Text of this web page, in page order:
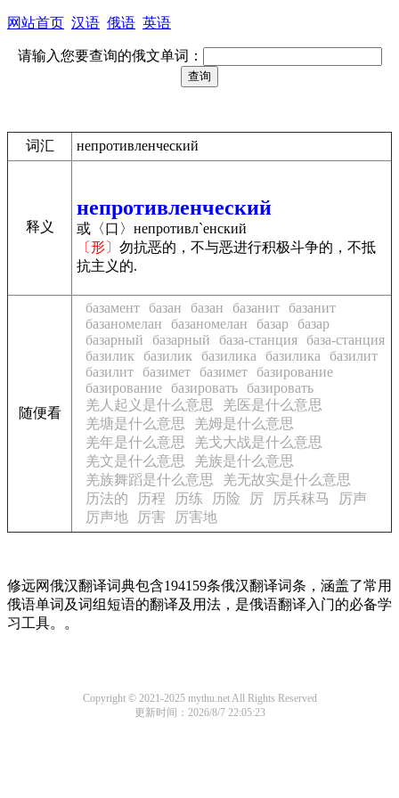
网站首页 汉语 俄语 英语
请输入您要查询的俄文单词：
词汇 непротивленческий
释义
непротивленческий
或〈口〉непротивл`енский
〔形〕 勿抗恶的，不与恶进行积极斗争的，不抵
抗主义的.
随便看
базамент базан базан базанит
базанит
базаномелан
базаномелан базар
базар
базарный
базарный база-станция
база-станция
базилик
базилик базилика базилика
базилит
базилит
базимет базимет
базирование
базирование
базировать
базировать
羌人起义是什么意思
羌医是什么意思
羌塘是什么意思
羌姆是什么意思
羌年是什么意思
羌戈大战是什么意思
羌文是什么意思
羌族是什么意思
羌族舞蹈是什么意思
羌无故实是什么意思
历法的
历程 历练 历险 厉 厉兵秣马
厉声
厉声地
厉害 厉害地
修远网俄汉翻译词典包含194159条俄汉翻译词条，涵盖了常用
俄语单词及词组短语的翻译及用法，是俄语翻译入门的必备学
习工具。。
Copyright © 2021-2025 mythu.net All Rights Reserved
更新时间：2026/8/7 22:05:23